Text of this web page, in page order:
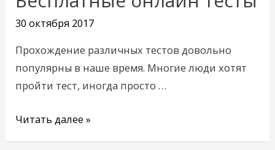
30 октября 2017
Прохождение различных тестов довольно
популярны в наше время. Многие люди хотят
пройти тест, иногда просто …
Читать далее »